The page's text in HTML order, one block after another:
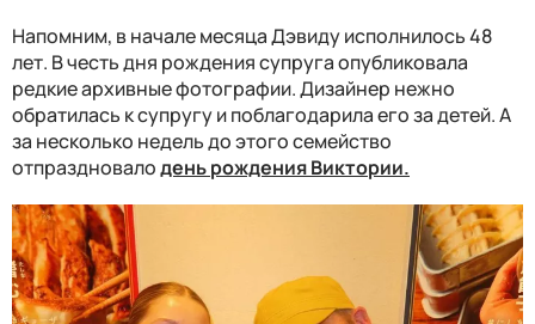
Напомним, в начале месяца Дэвиду исполнилось 48
лет. В честь дня рождения супруга опубликовала
редкие архивные фотографии. Дизайнер нежно
обратилась к супругу и поблагодарила его за детей. А
за несколько недель до этого семейство
отпраздновалодень рождения Виктории.